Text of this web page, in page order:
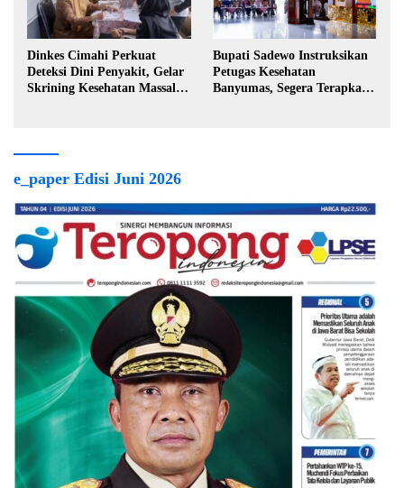
Dinkes Cimahi Perkuat
Deteksi Dini Penyakit, Gelar
Skrining Kesehatan Massal di
Bupati Sadewo Instruksikan
Petugas Kesehatan
Banyumas, Segera Terapkan
e_paper Edisi Juni 2026